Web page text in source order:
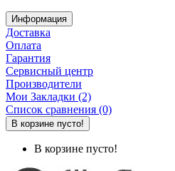
Информация
Доставка
Оплата
Гарантия
Сервисный центр
Производители
Мои Закладки (2)
Список сравнения (0)
В корзине пусто!
В корзине пусто!